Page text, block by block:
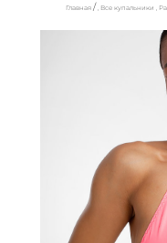
Главная / , Все купальники ,